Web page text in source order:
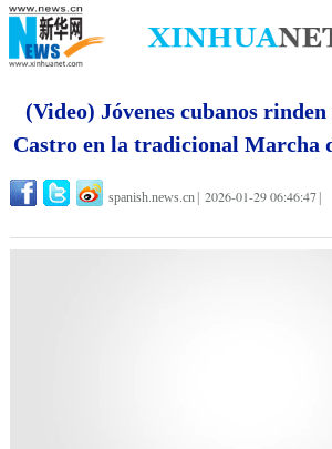
(Video) Jóvenes cubanos
Castro en la tradicional Marcha
spanish.news.cn 2026-01-29 06:46:47